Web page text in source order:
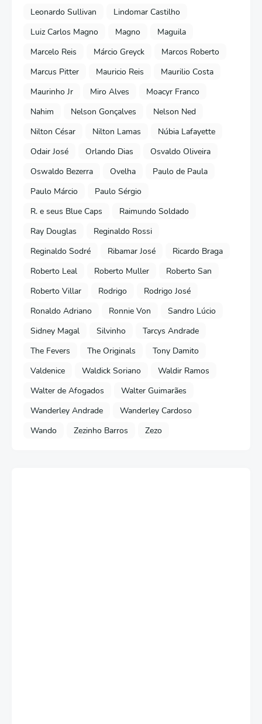
Leonardo Sullivan
Lindomar Castilho
Luiz Carlos Magno
Magno
Maguila
Marcelo Reis
Márcio Greyck
Marcos Roberto
Marcus Pitter
Mauricio Reis
Maurilio Costa
Maurinho Jr
Miro Alves
Moacyr Franco
Nahim
Nelson Gonçalves
Nelson Ned
Nilton César
Nilton Lamas
Núbia Lafayette
Odair José
Orlando Dias
Osvaldo Oliveira
Oswaldo Bezerra
Ovelha
Paulo de Paula
Paulo Márcio
Paulo Sérgio
R. e seus Blue Caps
Raimundo Soldado
Ray Douglas
Reginaldo Rossi
Reginaldo Sodré
Ribamar José
Ricardo Braga
Roberto Leal
Roberto Muller
Roberto San
Roberto Villar
Rodrigo
Rodrigo José
Ronaldo Adriano
Ronnie Von
Sandro Lúcio
Sidney Magal
Silvinho
Tarcys Andrade
The Fevers
The Originals
Tony Damito
Valdenice
Waldick Soriano
Waldir Ramos
Walter de Afogados
Walter Guimarães
Wanderley Andrade
Wanderley Cardoso
Wando
Zezinho Barros Zezo